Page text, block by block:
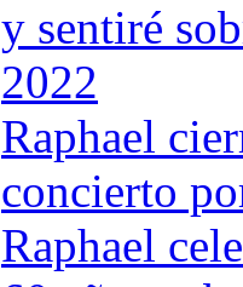
y sentiré
2022
Raphael
concierto
Raphael